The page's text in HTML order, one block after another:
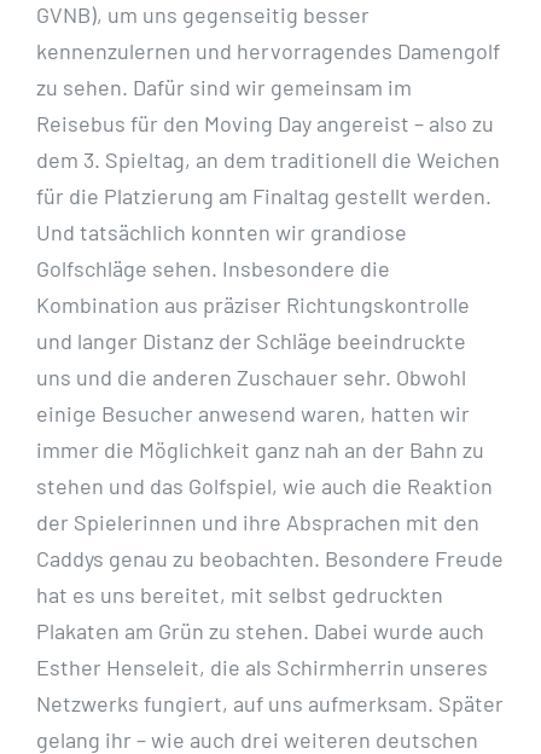
GVNB), um uns gegenseitig besser
kennenzulernen und hervorragendes Damengolf
zu sehen. Dafür sind wir gemeinsam im
Reisebus für den Moving Day angereist – also zu
dem 3. Spieltag, an dem traditionell die Weichen
für die Platzierung am Finaltag gestellt werden.
Und tatsächlich konnten wir grandiose
Golfschläge sehen. Insbesondere die
Kombination aus präziser Richtungskontrolle
und langer Distanz der Schläge beeindruckte
uns und die anderen Zuschauer sehr. Obwohl
einige Besucher anwesend waren, hatten wir
immer die Möglichkeit ganz nah an der Bahn zu
stehen und das Golfspiel, wie auch die Reaktion
der Spielerinnen und ihre Absprachen mit den
Caddys genau zu beobachten. Besondere Freude
hat es uns bereitet, mit selbst gedruckten
Plakaten am Grün zu stehen. Dabei wurde auch
Esther Henseleit, die als Schirmherrin unseres
Netzwerks fungiert, auf uns aufmerksam. Später
gelang ihr – wie auch drei weiteren deutschen